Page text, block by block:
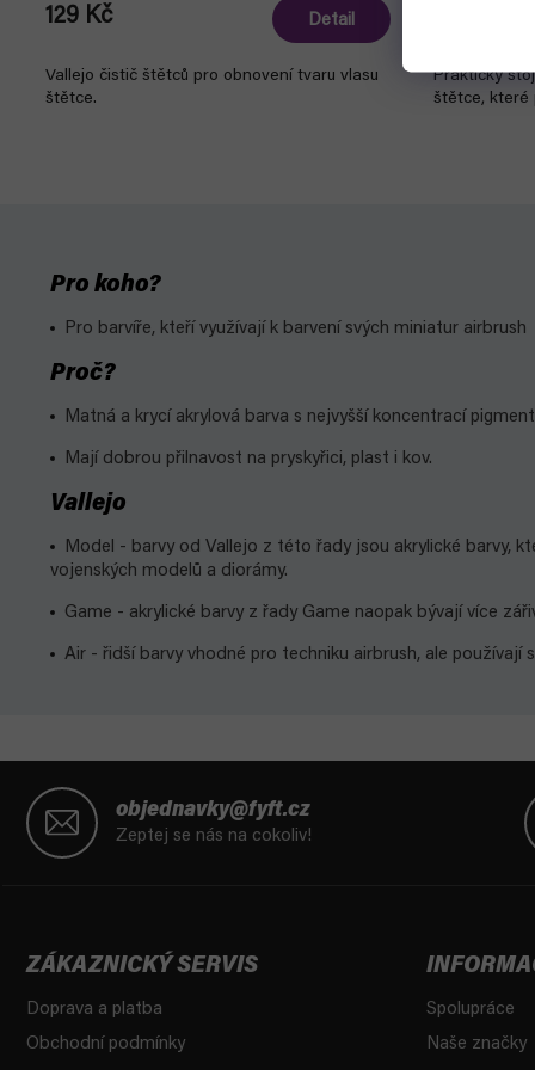
129 Kč Detail
Vallejo čistič štětců pro obnovení tvaru vlasu
štětce.
Praktický
štětce, které
Pro koho?
Pro barvíře, kteří využívají k barvení svých miniatur airbrush
Proč?
Matná a krycí akrylová barva s nejvyšší koncentrací
Mají dobrou přilnavost na pryskyřici, plast i kov.
Vallejo
Model - barvy od Vallejo z této řady jsou akrylické barvy,
vojenských modelů a diorámy.
Game - akrylické barvy z řady Game naopak bývají více
Air - řidší barvy vhodné pro techniku airbrush, ale používají
objednavky@fyft.cz
Zeptej se nás na cokoliv!
ZÁKAZNICKÝ SERVIS
Doprava a platba
Obchodní podmínky
Spolupráce
Naše značky